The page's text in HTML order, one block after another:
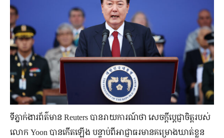
ទីភ្នាក់ងារព័ត៌មាន Reuters បានរាយការណ៍ថា សេចក្ដីប្ដេជ្ញាចិត្តរបស់
លោក Yoon បានកើតឡើង បន្ទាប់ពីអាជ្ញាធរមានគម្រោងឃាត់ខ្លួន